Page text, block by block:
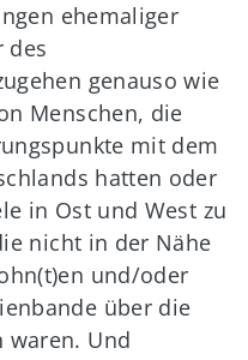
ehemaliger
des
genauso wie
Menschen, die
mit dem
hatten oder
in Ost und West zu
nicht in der Nähe
und/oder
über die
waren. Und